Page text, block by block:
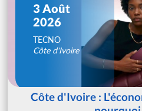
3 Août
2026
TECNO
Côte d'Ivoire
Côte d'Ivoire :